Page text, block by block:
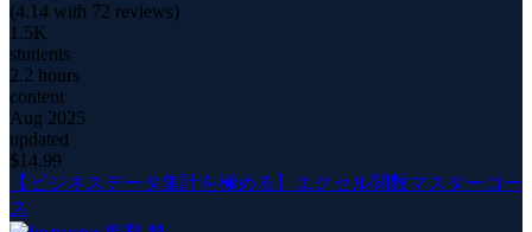
(4.14 with 72 reviews)
1.5K
students
2.2 hours
content
Aug 2025
updated
$14.99
【ビジネスデータ集計を極める】エクセル関数マスターコー
ス